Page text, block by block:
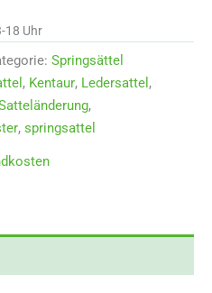
18 Uhr
Springsättel
, Kentaur, Ledersattel ,
,
, springsattel